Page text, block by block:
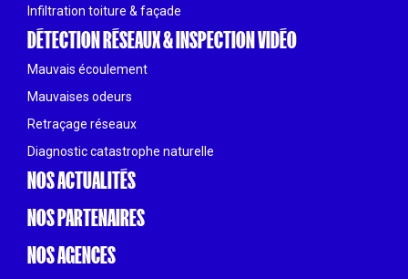
Infiltration toiture & façade
DÉTECTION RÉSEAUX & INSPECTION VIDÉO
Mauvais écoulement
Mauvaises odeurs
Retraçage réseaux
Diagnostic catastrophe naturelle
NOS ACTUALITÉS
NOS PARTENAIRES
NOS AGENCES